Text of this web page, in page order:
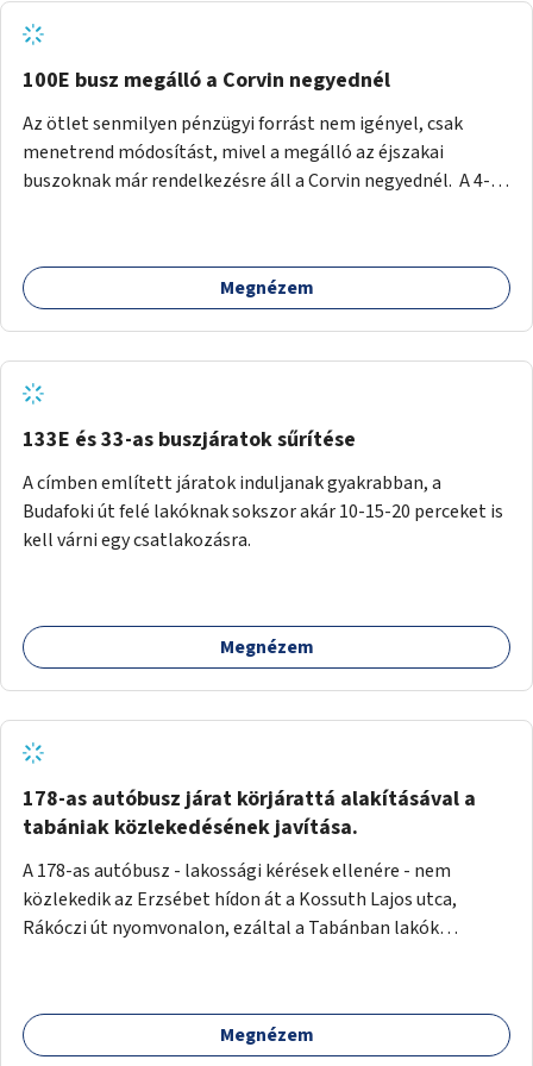
tud állni a megállóba. A környéken a tömegközlekedés
csúcsidőben már most is fullos, a Bosnyák téri beruházások
befejeztével hatványozódni fog az utazási igény.
100E busz megálló a Corvin negyednél
Az ötlet senmilyen pénzügyi forrást nem igényel, csak
menetrend módosítást, mivel a megálló az éjszakai
buszoknak már rendelkezésre áll a Corvin negyednél. A 4-es
ha a 100E reptéri busz a Corvin negyed metrómegállónál is
megállna - főleg éjjel, amikor a metró nem jár, és a 200E
nem hosszabbítaná meg sokkal, a 4-6 vonalán lakóknak
viszont a Kálvin tér-Corvin negyed utat megspórolva 10-15
perccel rövidítheti az utazási idejét.
Megnézem
133E és 33-as buszjáratok sűrítése
A címben említett járatok induljanak gyakrabban, a
Budafoki út felé lakóknak sokszor akár 10-15-20 perceket is
kell várni egy csatlakozásra.
Megnézem
178-as autóbusz járat körjárattá alakításával a
tabániak közlekedésének javítása.
A 178-as autóbusz - lakossági kérések ellenére - nem
közlekedik az Erzsébet hídon át a Kossuth Lajos utca,
Rákóczi út nyomvonalon, ezáltal a Tabánban lakók
járattal feljutni a Naphegyre, ahol iskola és óvoda is van a
körzetben élők számára. Megoldás lenne, ha a 178-as
Megnézem